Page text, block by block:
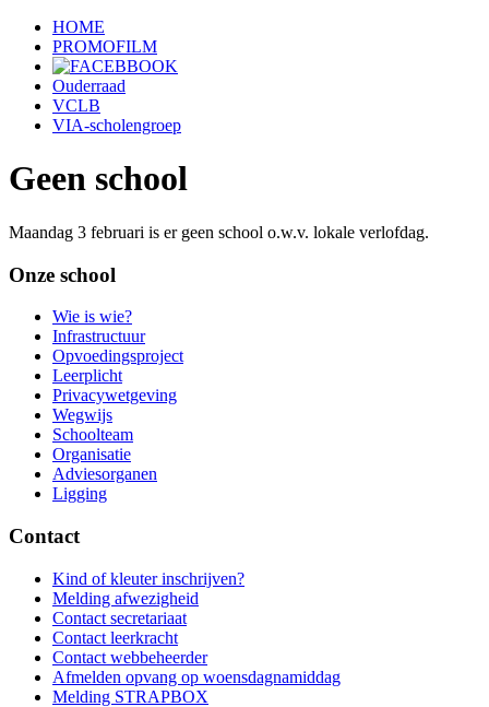
HOME
PROMOFILM
Ouderraad
VCLB
VIA-scholengroep
Geen school
Maandag 3 februari is er geen school o.w.v. lokale verlofdag.
Onze school
Wie is wie?
Infrastructuur
Opvoedingsproject
Leerplicht
Privacywetgeving
Wegwijs
Schoolteam
Organisatie
Adviesorganen
Ligging
Contact
Kind of kleuter inschrijven?
Melding afwezigheid
Contact secretariaat
Contact leerkracht
Contact webbeheerder
Afmelden opvang op woensdagnamiddag
Melding STRAPBOX